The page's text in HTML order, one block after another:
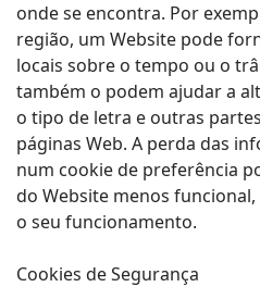
onde se encontra. Por
região, um Website pode
locais sobre o tempo ou o
também o podem ajudar a
o tipo de letra e outras
páginas Web. A perda das
num cookie de preferência
do Website menos
o seu funcionamento.
Cookies de Segurança